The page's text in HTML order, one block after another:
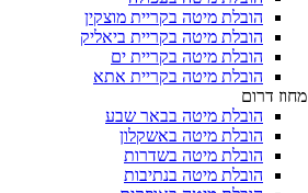
הובלת מיטה בקריית מוצקין
הובלת מיטה בקריית ביאליק
הובלת מיטה בקריית ים
הובלת מיטה בקריית אתא
מחוז דרום
הובלת מיטה בבאר שבע
הובלת מיטה באשקלון
הובלת מיטה בשדרות
הובלת מיטה בנתיבות